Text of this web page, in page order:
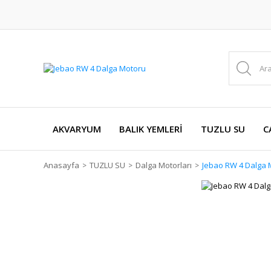
AKVARYUM BALIK YEMLERİ TUZLU SU
Anasayfa TUZLU SU Dalga Motorları Jebao RW 4 Dalga